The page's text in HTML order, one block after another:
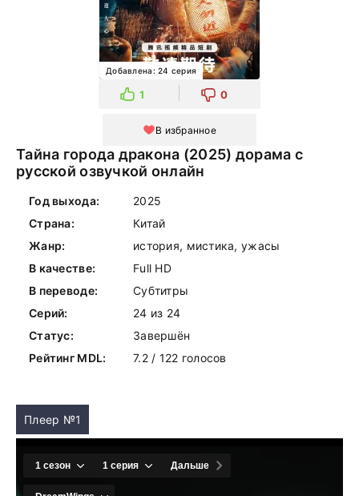
Добавлена: 24 серия
1 0
В избранное
Тайна города дракона (2025) дорама с
русской озвучкой онлайн
Год выхода:
2025
Страна:
Китай
Жанр:
история, мистика, ужасы
В качестве:
Full HD
В переводе:
Субтитры
Серий:
24 из 24
Статус:
Завершён
Рейтинг MDL:
7.2 / 122 голосов
Плеер №1